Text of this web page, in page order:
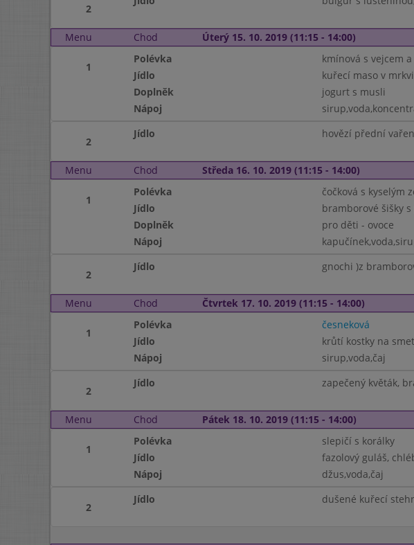
2
Menu Chod Úterý 15. 10. 2019 (11:15 - 14:00)
1
Polévka kmínová s vejcem
Jídlo
kuřecí maso v
Doplněk
jogurt s musli
Nápoj
2
Jídlo hovězí přední
Menu Chod Středa 16. 10. 2019 (11:15 - 14:00)
1
Polévka čočková s kyselým
Jídlo
bramborové šišky
Doplněk
pro děti - ovoce
Nápoj
2
Jídlo gnochi )z
Menu Chod Čtvrtek 17. 10. 2019 (11:15 - 14:00)
1
Polévka česneková
Jídlo
krůtí kostky na
Nápoj
sirup,voda,čaj
2
Jídlo zapečený květák,
Menu Chod Pátek 18. 10. 2019 (11:15 - 14:00)
1
Polévka slepičí s korálky
Jídlo
fazolový guláš,
Nápoj
džus,voda,čaj
2
Jídlo dušené kuřecí